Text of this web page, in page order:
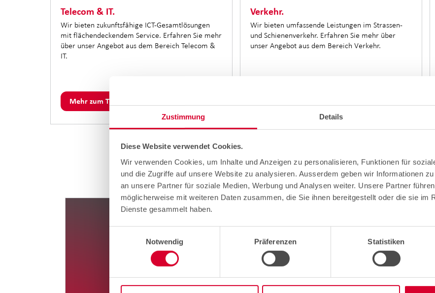
Zustimmung Details
Diese Website verwendet Cookies.
Wir verwenden Cookies, um Inhalte und Anzeigen zu personalisieren, Funktionen für
und die Zugriffe auf unsere Website zu analysieren. Ausserdem geben wir Informationen
an unsere Partner für soziale Medien, Werbung und Analysen weiter. Unsere Partner
möglicherweise mit weiteren Daten zusammen, die Sie ihnen bereitgestellt oder die sie im
Dienste gesammelt haben.
Notwendig
Präferenzen Statistiken
Telecom & IT.
Wir bieten zukunftsfähige ICT-Gesamtlösungen
mit flächendeckendem Service. Erfahren Sie mehr
über unser Angebot aus dem Bereich Telecom &
IT.
Mehr zum Thema
Verkehr.
Wir bieten umfassende Leistungen im Strassen-
und Schienenverkehr. Erfahren Sie mehr über
unser Angebot aus dem Bereich Verkehr.
Aktuell bei cablex.
Bleiben Sie auf dem neusten Stand bei allen Themen rund